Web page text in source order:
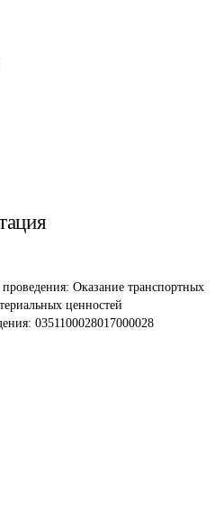
Оказание транспортных
ценностей
0351100028017000028